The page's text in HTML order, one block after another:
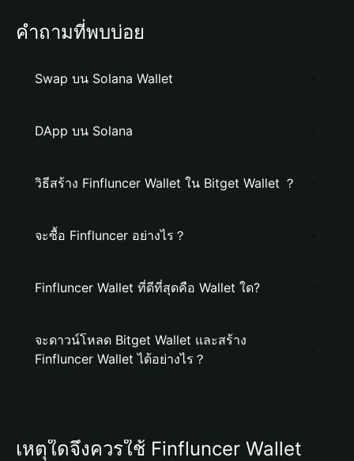
คำถามที่พบบ่อย
Swap บน Solana Wallet
DApp บน Solana
วิธีสร้าง Finfluncer Wallet ใน Bitget Wallet ？
จะซื้อ Finfluncer อย่างไร？
Finfluncer Wallet ที่ดีที่สุดคือ Wallet ใด?
จะดาวน์โหลด Bitget Wallet และสร้าง
Finfluncer Wallet ได้อย่างไร？
เหตุใดจึงควรใช้ Finfluncer Wallet